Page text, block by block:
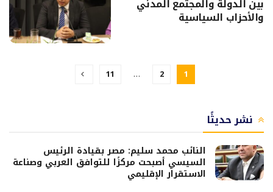
بين الدولة والمجتمع المدني
والأحزاب السياسية
1
2
…
11
نشر حديثًا
النائب محمد سليم: مصر بقيادة الرئيس
السيسي أصبحت مركزًا للتوافق العربي وصناعة
الاستقرار الإقليمي